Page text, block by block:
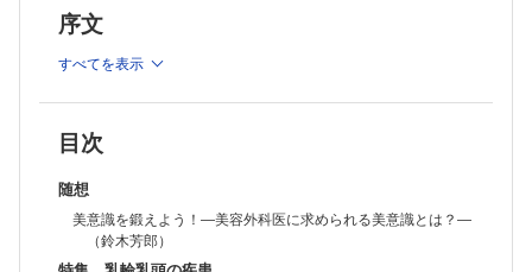
片側性眼瞼下垂に対する経結膜ミュラー筋タッキング手術 （亀井康二
ほか）
結膜外に生じた原発性結膜上皮嚢胞の1例 （出原 薫ほか）
PRS Vol.150 No.3 （宮本 慎平）
投稿規定
認ください。
推奨ブラウザ： Firefox 最新版 / Google Chrome 最新版 / Safari
最新版
序文
すべてを表示
目次
随想
美意識を鍛えよう！―美容外科医に求められる美意識とは？―
（鈴木芳郎）